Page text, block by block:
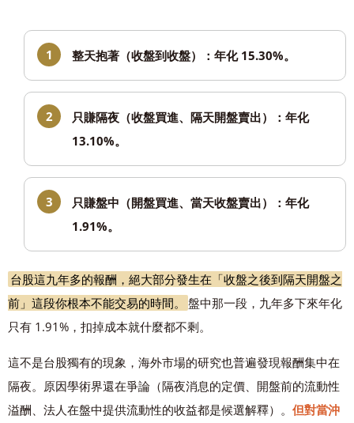
整天抱著（收盤到收盤）：年化 15.30%。
只賺隔夜（收盤買進、隔天開盤賣出）：年化
13.10%。
只賺盤中（開盤買進、當天收盤賣出）：年化
1.91%。
台股這九年多的報酬，絕大部分發生在「收盤之後到隔天開盤之
前」這段你根本不能交易的時間。
盤中那一段，九年多下來年化
只有 1.91%，扣掉成本就什麼都不剩。
這不是台股獨有的現象，海外市場的研究也普遍發現報酬集中在
隔夜。原因學術界還在爭論（隔夜消息的定價、開盤前的流動性
溢酬、法人在盤中提供流動性的收益都是候選解釋）。 但對當沖